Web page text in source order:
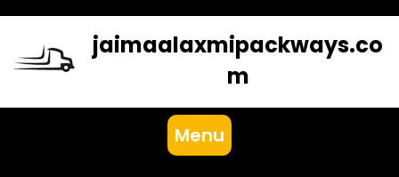
content
jaimaalaxmipackways.co
m
Menu